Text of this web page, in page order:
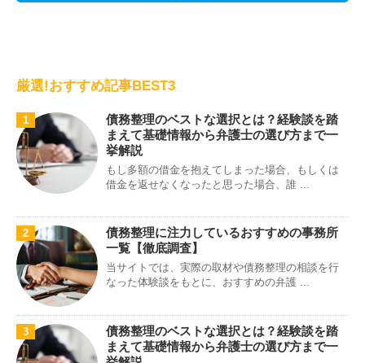
厳選!おすすめ記事BEST3
1
債務整理のベストな選択とは？経験談を踏
まえて基礎情報から弁護士の選び方まで一
挙解説
もし多額の借金を抱えてしまった場合、もしくは
借金を返せなくなったと思った場合、誰 ...
2
債務整理に注力しているおすすめの事務所
一覧【徹底調査】
当サイトでは、実際の取材や債務整理の相談を行
なった体験談をもとに、おすすめの弁護 ...
3
債務整理のベストな選択とは？経験談を踏
まえて基礎情報から弁護士の選び方まで一